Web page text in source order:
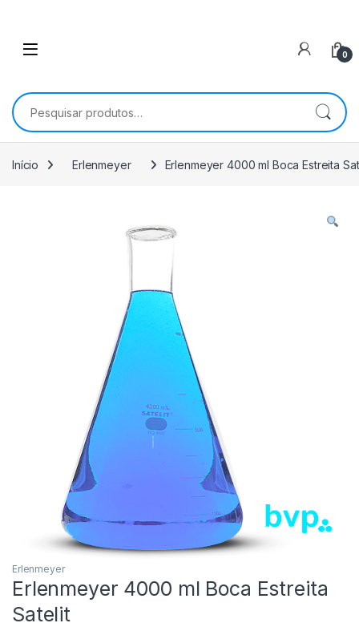
0
Pesquisar por:
Início Erlenmeyer Erlenmeyer 4000 ml Boca Estreita
Erlenmeyer
Erlenmeyer 4000 ml Boca Estreita
Satelit